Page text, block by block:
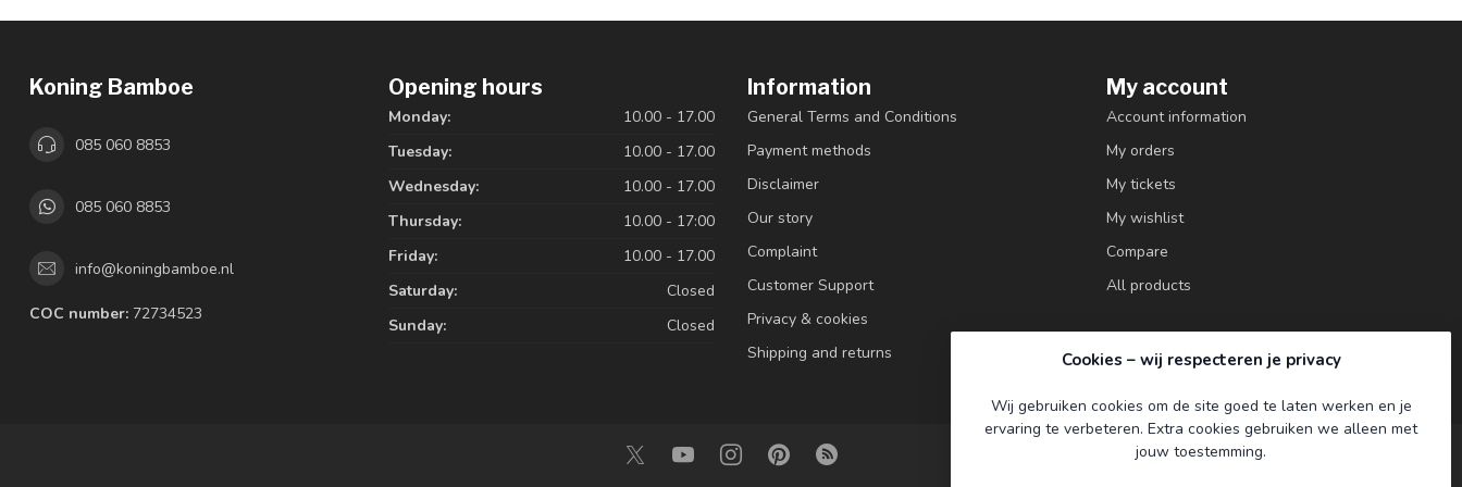
Koning Bamboe
085 060 8853
085 060 8853
info@koningbamboe.nl
COC number: 72734523
Opening hours
Monday:
10.00 - 17.00
Tuesday:
10.00 - 17.00
Wednesday:
10.00 - 17.00
Thursday:
10.00 - 17:00
Friday:
10.00 - 17.00
Saturday:
Closed
Sunday:
Closed
Information
General Terms and Conditions
Payment methods
Disclaimer
Our story
Complaint
Customer Support
Privacy & cookies
Shipping and returns
My account
Account information
My orders
My tickets
My wishlist
Compare
All products
Cookies – wij respecteren je privacy
Wij gebruiken cookies om de site goed te laten werken en je
ervaring te verbeteren. Extra cookies gebruiken we alleen met
jouw toestemming.